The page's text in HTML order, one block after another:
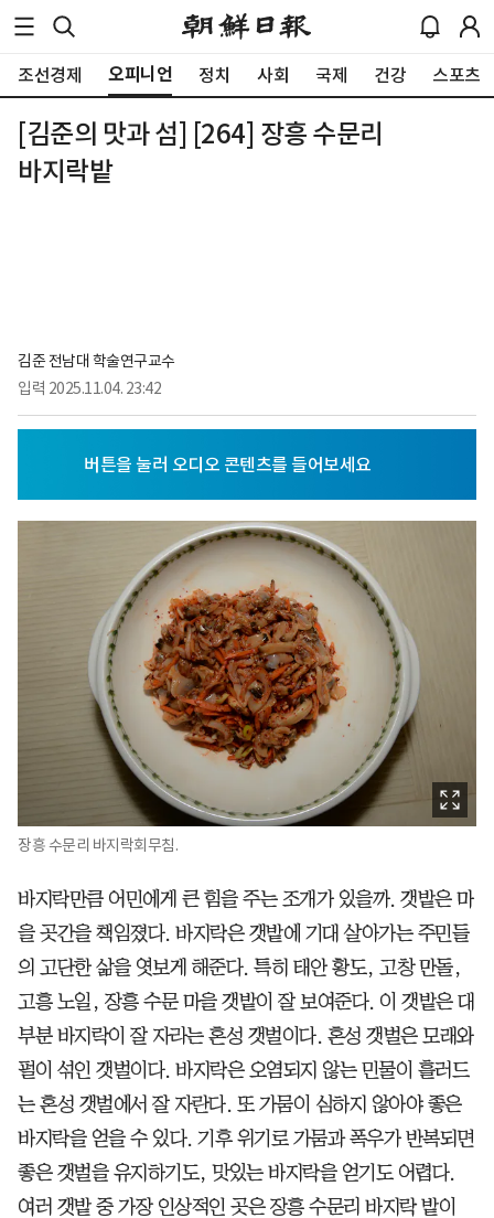
조선경제 오피니언 정치 사회 국제 건강 스포츠
[김준의 맛과 섬] [264] 장흥 수문리
바지락밭
김준 전남대 학술연구교수
입력 2025.11.04. 23:42
장흥 수문리 바지락회무침.
바지락만큼 어민에게 큰 힘을 주는 조개가 있을까. 갯밭은 마
을 곳간을 책임졌다. 바지락은 갯밭에 기대 살아가는 주민들
의 고단한 삶을 엿보게 해준다. 특히 태안 황도, 고창 만돌,
고흥 노일, 장흥 수문 마을 갯밭이 잘 보여준다. 이 갯밭은 대
부분 바지락이 잘 자라는 혼성 갯벌이다. 혼성 갯벌은 모래와
펄이 섞인 갯벌이다. 바지락은 오염되지 않는 민물이 흘러드
는 혼성 갯벌에서 잘 자란다. 또 가뭄이 심하지 않아야 좋은
바지락을 얻을 수 있다. 기후 위기로 가뭄과 폭우가 반복되면
좋은 갯벌을 유지하기도, 맛있는 바지락을 얻기도 어렵다.
여러 갯밭 중 가장 인상적인 곳은 장흥 수문리 바지락 밭이